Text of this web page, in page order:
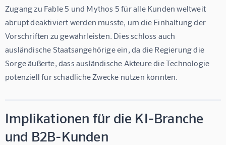
Zugang zu Fable 5 und Mythos 5 für alle Kunden weltweit
abrupt deaktiviert werden musste, um die Einhaltung der
Vorschriften zu gewährleisten. Dies schloss auch
ausländische Staatsangehörige ein, da die Regierung die
Sorge äußerte, dass ausländische Akteure die Technologie
potenziell für schädliche Zwecke nutzen könnten.
Implikationen für die KI-Branche
und B2B-Kunden